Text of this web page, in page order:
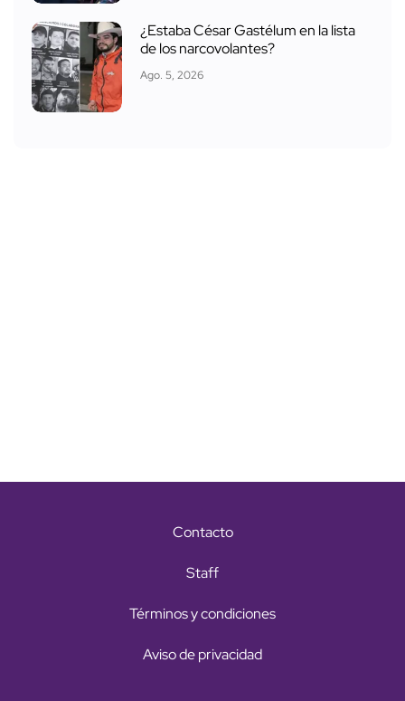
¿Estaba César Gastélum en la lista
de los narcovolantes?
Ago. 5, 2026
Contacto
Staff
Términos y condiciones
Aviso de privacidad